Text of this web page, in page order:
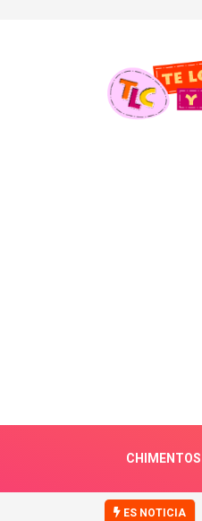
CHIMENTOS
ES NOTICIA